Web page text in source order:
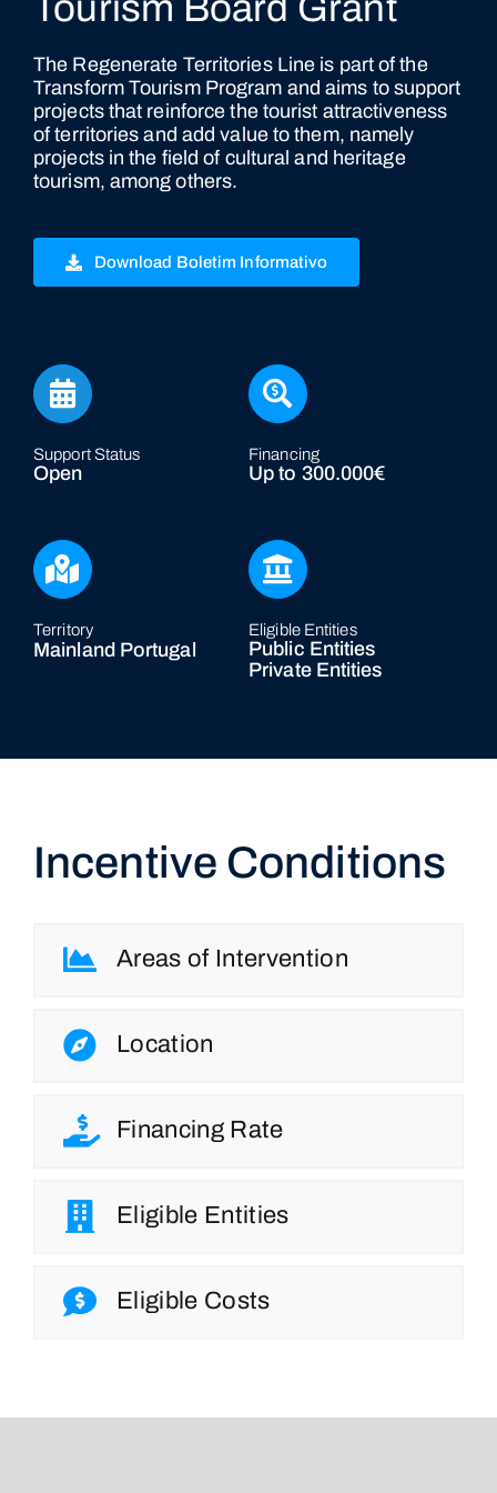
The Regenerate Territories Line is part of the
Transform Tourism Program and aims to support
projects that reinforce the tourist attractiveness
of territories and add value to them, namely
projects in the field of cultural and heritage
tourism, among others.
Download Boletim Informativo
Support Status
Open
Territory
Mainland Portugal
Financing
Up to 300.000€
Eligible Entities
Public Entities
Private Entities
Incentive Conditions
Areas of Intervention
Location
Financing Rate
Eligible Entities
Eligible Costs